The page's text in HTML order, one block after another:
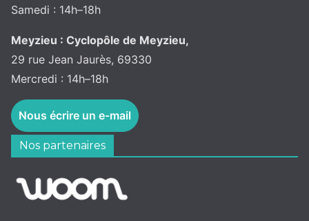
Samedi : 14h–18h
Meyzieu : Cyclopôle de Meyzieu,
29 rue Jean Jaurès, 69330
Mercredi : 14h–18h
Nous écrire un e-mail
Nos partenaires